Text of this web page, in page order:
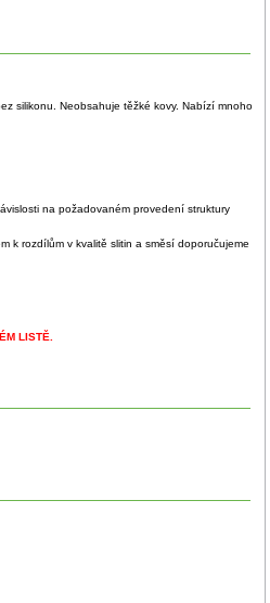
silikonu. Neobsahuje těžké kovy. Nabízí mnoho
na požadovaném provedení struktury
k rozdílům v kvalitě slitin a směsí doporučujeme
LISTĚ.